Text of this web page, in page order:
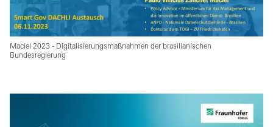
Maciel 2023 - Digitalisierungsmaßnahmen der brasilianischen
Bundesregierung